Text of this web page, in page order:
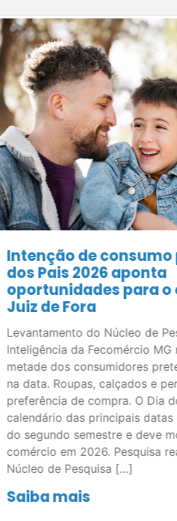
Comércio mineiro
segundo semestre
em 2026;
Fecomércio MG
positiva para as
Pesquisa do Núcleo de
Fecomércio MG mostra
empresários para as
comemorativas do segundo
de Fora, planejamento e
podem ampliar os
segundo semestre
mais importantes para o
deve representar uma
Saiba mais